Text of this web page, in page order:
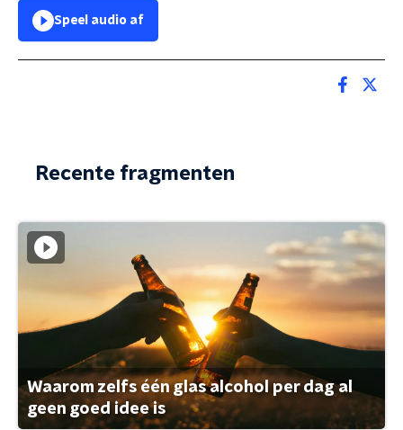
Speel audio af
Recente fragmenten
Waarom zelfs één glas alcohol per dag al
geen goed idee is